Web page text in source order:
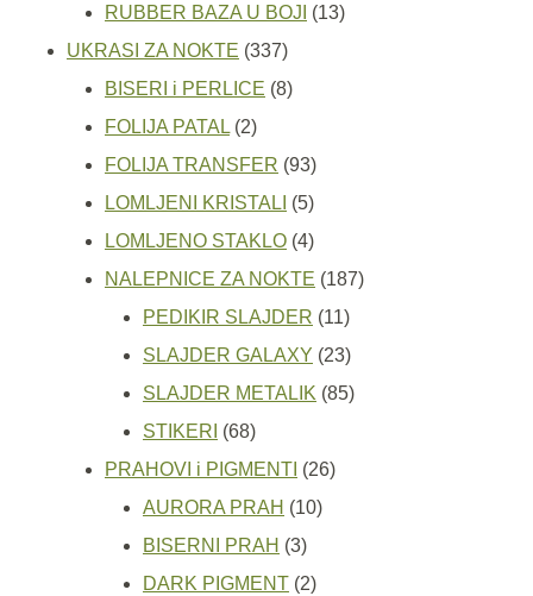
proizvoda
RUBBER BAZA U BOJI 1313
UKRASI ZA NOKTE 337337
proizvoda
BISERI i PERLICE 88
FOLIJA PATAL 22
proizvoda
FOLIJA TRANSFER 9393
proizvoda
LOMLJENI KRISTALI 55
proizvoda
LOMLJENO STAKLO 44
proizvoda
NALEPNICE ZA NOKTE 187187
PEDIKIR SLAJDER 1111
proizvoda
SLAJDER GALAXY 2323
proizvoda
SLAJDER METALIK 8585
STIKERI 6868
proizvoda
PRAHOVI i PIGMENTI 2626
AURORA PRAH 1010
BISERNI PRAH 33
proizvoda
DARK PIGMENT 22